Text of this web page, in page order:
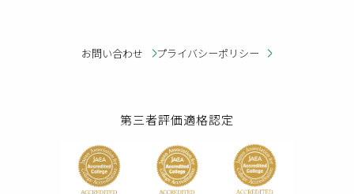
お問い合わせ プライバシーポリシー
第三者評価適格認定